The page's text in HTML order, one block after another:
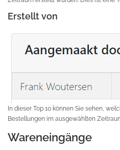
Erstellt von
In dieser Top 10 können Sie sehen,
Bestellungen im ausgewählten
Wareneingänge